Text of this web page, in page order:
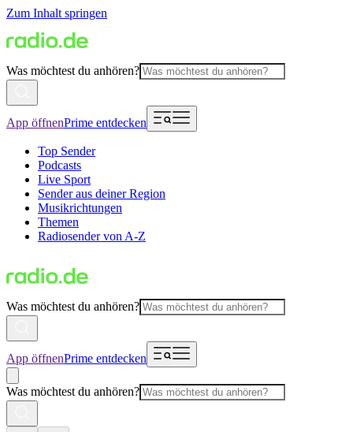
Zum Inhalt springen
Was möchtest du anhören?
App öffnenPrime entdecken
Top Sender
Podcasts
Live Sport
Sender aus deiner Region
Musikrichtungen
Themen
Radiosender von A-Z
Was möchtest du anhören?
App öffnenPrime entdecken
Was möchtest du anhören?